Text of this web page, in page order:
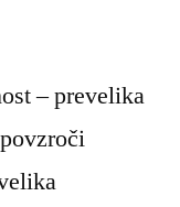
– prevelika